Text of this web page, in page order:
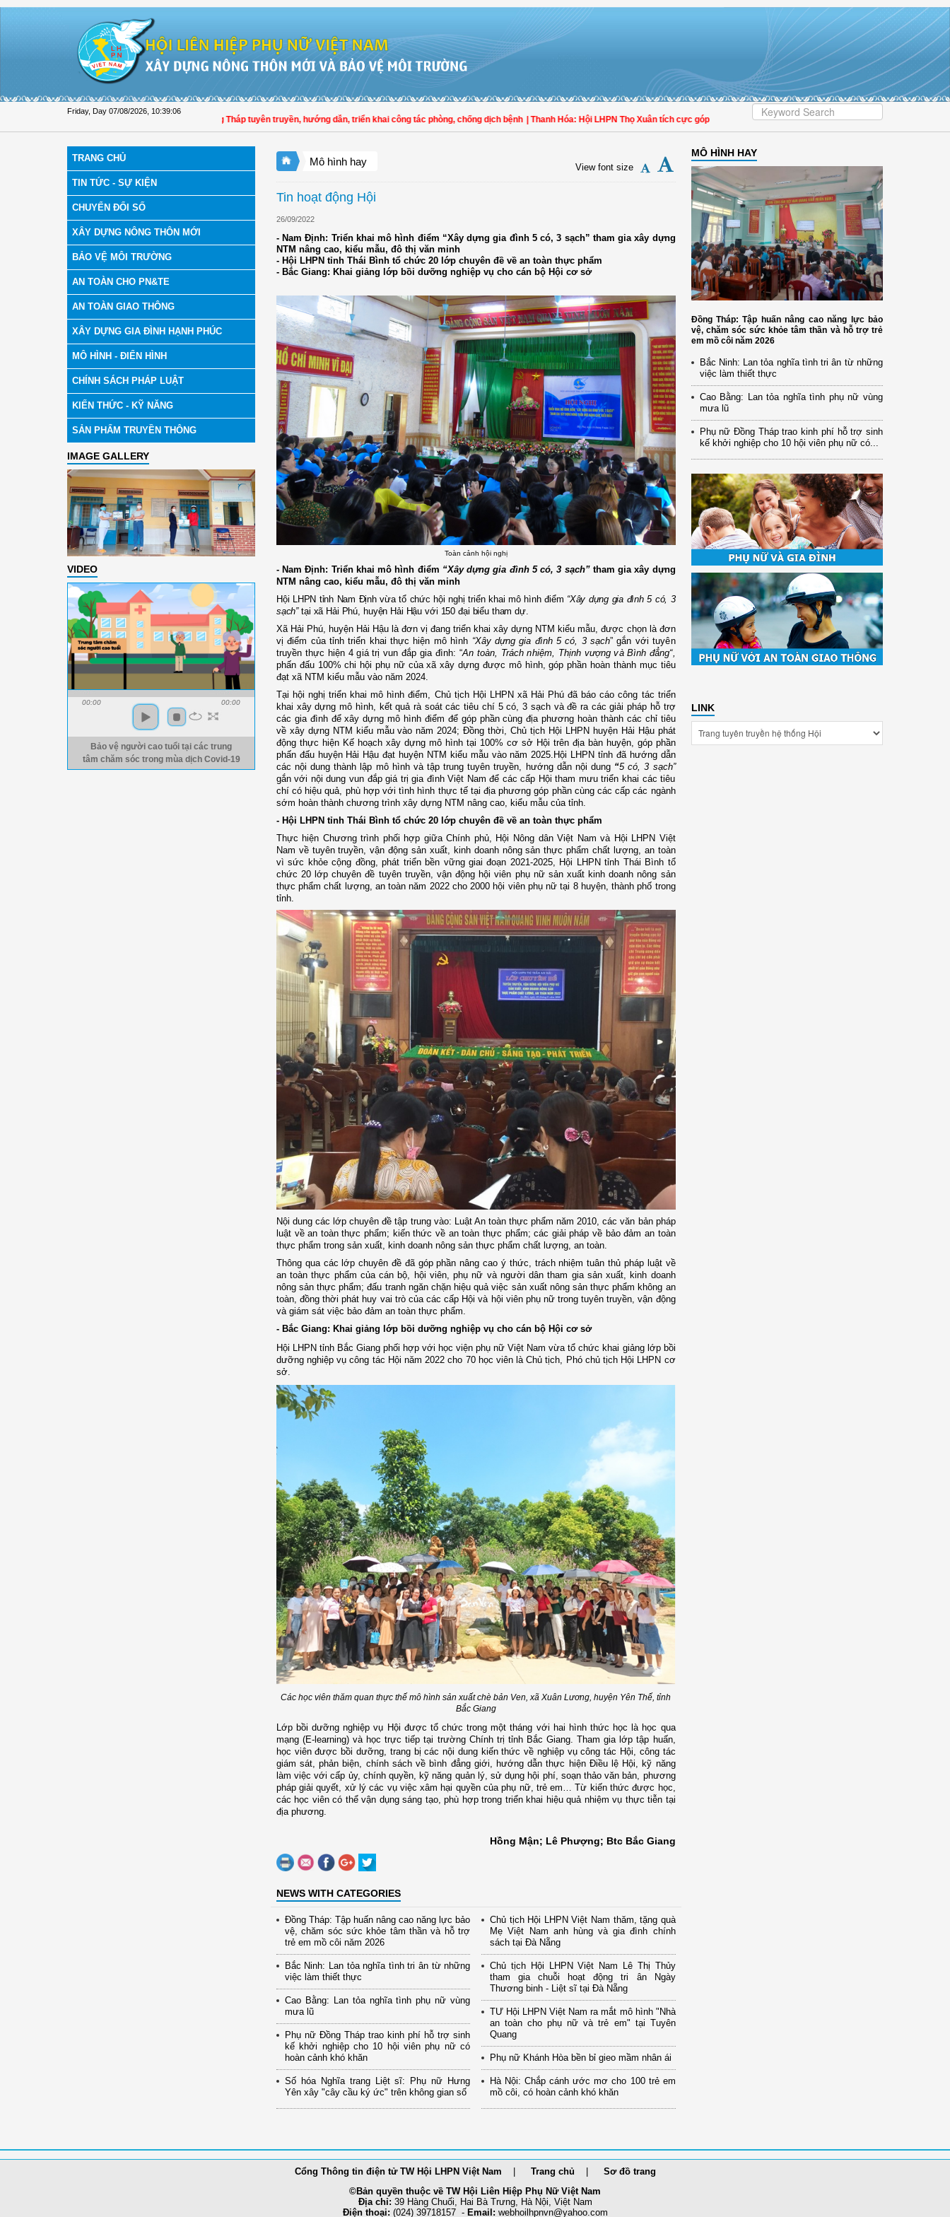
Friday, Day 07/08/2026 10:39:07
Hội LHPN tỉnh Đồng Tháp tuyên truyền, hướng dẫn, triển khai công tác phòng, chống dịch bệnh | Thanh Hóa: Hội LHPN Thọ Xuân tích cực góp phần nâng cao tỷ lệ người dân tham gia bảo hiểm y tế
TRANG CHỦ
TIN TỨC - SỰ KIỆN
CHUYỂN ĐỔI SỐ
XÂY DỰNG NÔNG THÔN MỚI
BẢO VỆ MÔI TRƯỜNG
AN TOÀN CHO PN&TE
AN TOÀN GIAO THÔNG
XÂY DỰNG GIA ĐÌNH HẠNH PHÚC
MÔ HÌNH - ĐIỂN HÌNH
CHÍNH SÁCH PHÁP LUẬT
KIẾN THỨC - KỸ NĂNG
SẢN PHẨM TRUYỀN THÔNG
IMAGE GALLERY
VIDEO
00:00 00:00
Bảo vệ người cao tuổi tại các trung
tâm chăm sóc trong mùa dịch Covid-19
Mô hình hay View font size
Tin hoạt động Hội
26/09/2022
- Nam Định: Triển khai mô hình điểm “Xây dựng gia đình 5 có, 3 sạch” tham gia xây dựng
NTM nâng cao, kiểu mẫu, đô thị văn minh
- Hội LHPN tỉnh Thái Bình tổ chức 20 lớp chuyên đề về an toàn thực phẩm
- Bắc Giang: Khai giảng lớp bồi dưỡng nghiệp vụ cho cán bộ Hội cơ sở
Toàn cảnh hội nghị
- Nam Định: Triển khai mô hình điểm “Xây dựng gia đình 5 có, 3 sạch”tham gia xây dựng
NTM nâng cao, kiểu mẫu, đô thị văn minh
Hội LHPN tỉnh Nam Định vừa tổ chức hội nghị triển khai mô hình điểm “Xây dựng gia đình 5 có, 3
sạch”tại xã Hải Phú, huyện Hải Hậu với 150 đại biểu tham dự.
Xã Hải Phú, huyện Hải Hậu là đơn vị đang triển khai xây dựng NTM kiểu mẫu, được chọn là đơn
vị điểm của tỉnh triển khai thực hiện mô hình “Xây dựng gia đình 5 có, 3 sạch” gắn với tuyên
truyền thực hiện 4 giá trị vun đắp gia đình: “An toàn, Trách nhiệm, Thịnh vượng và Bình đẳng“,
phấn đấu 100% chi hội phụ nữ của xã xây dựng được mô hình, góp phần hoàn thành mục tiêu
đạt xã NTM kiểu mẫu vào năm 2024.
Tại hội nghị triển khai mô hình điểm, Chủ tịch Hội LHPN xã Hải Phú đã báo cáo công tác triển
khai xây dựng mô hình, kết quả rà soát các tiêu chí 5 có, 3 sạch và đề ra các giải pháp hỗ trợ
các gia đình để xây dựng mô hình điểm để góp phần cùng địa phương hoàn thành các chỉ tiêu
về xây dựng NTM kiểu mẫu vào năm 2024; Đồng thời, Chủ tịch Hội LHPN huyện Hải Hậu phát
động thực hiện Kế hoạch xây dựng mô hình tại 100% cơ sở Hội trên địa bàn huyện, góp phần
phấn đấu huyện Hải Hậu đạt huyện NTM kiểu mẫu vào năm 2025.Hội LHPN tỉnh đã hướng dẫn
các nội dung thành lập mô hình và tập trung tuyên truyền, hướng dẫn nội dung “5 có, 3 sạch”
gắn với nội dung vun đắp giá trị gia đình Việt Nam để các cấp Hội tham mưu triển khai các tiêu
chí có hiệu quả, phù hợp với tình hình thực tế tại địa phương góp phần cùng các cấp các ngành
sớm hoàn thành chương trình xây dựng NTM nâng cao, kiểu mẫu của tỉnh.
- Hội LHPN tỉnh Thái Bình tổ chức 20 lớp chuyên đề về an toàn thực phẩm
Thực hiện Chương trình phối hợp giữa Chính phủ, Hội Nông dân Việt Nam và Hội LHPN Việt
Nam về tuyên truyền, vận động sản xuất, kinh doanh nông sản thực phẩm chất lượng, an toàn
vì sức khỏe cộng đồng, phát triển bền vững giai đoạn 2021-2025, Hội LHPN tỉnh Thái Bình tổ
chức 20 lớp chuyên đề tuyên truyền, vận động hội viên phụ nữ sản xuất kinh doanh nông sản
thực phẩm chất lượng, an toàn năm 2022 cho 2000 hội viên phụ nữ tại 8 huyện, thành phố trong
tỉnh.
Nội dung các lớp chuyên đề tập trung vào: Luật An toàn thực phẩm năm 2010, các văn bản pháp
luật về an toàn thực phẩm; kiến thức về an toàn thực phẩm; các giải pháp về bảo đảm an toàn
thực phẩm trong sản xuất, kinh doanh nông sản thực phẩm chất lượng, an toàn.
Thông qua các lớp chuyên đề đã góp phần nâng cao ý thức, trách nhiệm tuân thủ pháp luật về
an toàn thực phẩm của cán bộ, hội viên, phụ nữ và người dân tham gia sản xuất, kinh doanh
nông sản thực phẩm; đấu tranh ngăn chặn hiệu quả việc sản xuất nông sản thực phẩm không an
toàn, đồng thời phát huy vai trò của các cấp Hội và hội viên phụ nữ trong tuyên truyền, vận động
và giám sát việc bảo đảm an toàn thực phẩm.
- Bắc Giang: Khai giảng lớp bồi dưỡng nghiệp vụ cho cán bộ Hội cơ sở
Hội LHPN tỉnh Bắc Giang phối hợp với học viện phụ nữ Việt Nam vừa tổ chức khai giảng lớp bồi
dưỡng nghiệp vụ công tác Hội năm 2022 cho 70 học viên là Chủ tịch, Phó chủ tịch Hội LHPN cơ
sở.
Các học viên thăm quan thực thế mô hình sản xuất chè bản Ven, xã Xuân Lương, huyện Yên Thế, tỉnh
Bắc Giang
Lớp bồi dưỡng nghiệp vụ Hội được tổ chức trong một tháng với hai hình thức học là học qua
mạng (E-learning) và học trực tiếp tại trường Chính trị tỉnh Bắc Giang. Tham gia lớp tập huấn,
học viên được bồi dưỡng, trang bị các nội dung kiến thức về nghiệp vụ công tác Hội, công tác
giám sát, phản biện, chính sách về bình đẳng giới, hướng dẫn thực hiện Điều lệ Hội, kỹ năng
làm việc với cấp ủy, chính quyền, kỹ năng quản lý, sử dụng hội phí, soạn thảo văn bản, phương
pháp giải quyết, xử lý các vụ việc xâm hại quyền của phụ nữ, trẻ em… Từ kiến thức được học,
các học viên có thể vận dụng sáng tạo, phù hợp trong triển khai hiệu quả nhiệm vụ thực tiễn tại
địa phương.
Hồng Mận; Lê Phượng; Btc Bắc Giang
NEWS WITH CATEGORIES
Đồng Tháp: Tập huấn nâng cao năng lực bảo
vệ, chăm sóc sức khỏe tâm thần và hỗ trợ
trẻ em mồ côi năm 2026
Bắc Ninh: Lan tỏa nghĩa tình tri ân từ những
việc làm thiết thực
Cao Bằng: Lan tỏa nghĩa tình phụ nữ vùng
mưa lũ
Phụ nữ Đồng Tháp trao kinh phí hỗ trợ sinh
kế khởi nghiệp cho 10 hội viên phụ nữ có
hoàn cảnh khó khăn
Số hóa Nghĩa trang Liệt sĩ: Phụ nữ Hưng
Yên xây "cây cầu ký ức" trên không gian số
Chủ tịch Hội LHPN Việt Nam thăm, tặng quà
Mẹ Việt Nam anh hùng và gia đình chính
sách tại Đà Nẵng
Chủ tịch Hội LHPN Việt Nam Lê Thị Thủy
tham gia chuỗi hoạt động tri ân Ngày
Thương binh - Liệt sĩ tại Đà Nẵng
TƯ Hội LHPN Việt Nam ra mắt mô hình "Nhà
an toàn cho phụ nữ và trẻ em" tại Tuyên
Quang
Phụ nữ Khánh Hòa bền bỉ gieo mầm nhân ái
Hà Nội: Chắp cánh ước mơ cho 100 trẻ em
mồ côi, có hoàn cảnh khó khăn
MÔ HÌNH HAY
Đồng Tháp: Tập huấn nâng cao năng lực bảo
vệ, chăm sóc sức khỏe tâm thần và hỗ trợ trẻ
em mồ côi năm 2026
Bắc Ninh: Lan tỏa nghĩa tình tri ân từ những
việc làm thiết thực
Cao Bằng: Lan tỏa nghĩa tình phụ nữ vùng
mưa lũ
Phụ nữ Đồng Tháp trao kinh phí hỗ trợ sinh
kế khởi nghiệp cho 10 hội viên phụ nữ có...
LINK
Cổng Thông tin điện tử TW Hội LHPN Việt Nam Trang chủ
Sơ đồ trang
©Bản quyền thuộc về TW Hội Liên Hiệp Phụ Nữ Việt Nam
Địa chỉ: 39 Hàng Chuối, Hai Bà Trưng, Hà Nội, Việt Nam
Điện thoại: (024) 39718157 - Email: webhoilhpnvn@yahoo.com